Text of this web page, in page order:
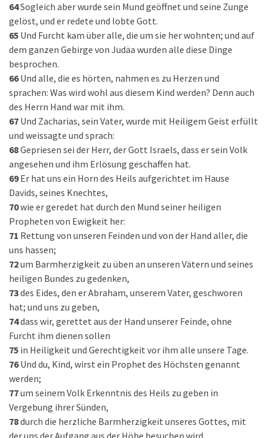
64Sogleich aber wurde sein Mund geöffnet und seine Zunge
gelöst, und er redete und lobte Gott.
65 Und Furcht kam über alle, die um sie her wohnten; und auf
dem ganzen Gebirge von Judäa wurden alle diese Dinge
besprochen.
66 Und alle, die es hörten, nahmen es zu Herzen und
sprachen: Was wird wohl aus diesem Kind werden? Denn auch
des Herrn Hand war mit ihm.
67 Und Zacharias, sein Vater, wurde mit Heiligem Geist erfüllt
und weissagte und sprach:
68Gepriesen sei der Herr, der Gott Israels, dass er sein Volk
angesehen und ihm Erlösung geschaffen hat.
69 Er hat uns ein Horn des Heils aufgerichtet im Hause
Davids, seines Knechtes,
70wie er geredet hat durch den Mund seiner heiligen
Propheten von Ewigkeit her:
71 Rettung von unseren Feinden und von der Hand aller, die
uns hassen;
72um Barmherzigkeit zu üben an unseren Vätern und seines
heiligen Bundes zu gedenken,
73des Eides, den er Abraham, unserem Vater, geschworen
hat; und uns zu geben,
74dass wir, gerettet aus der Hand unserer Feinde, ohne
Furcht ihm dienen sollen
75 in Heiligkeit und Gerechtigkeit vor ihm alle unsere Tage.
76 Und du, Kind, wirst ein Prophet des Höchsten genannt
werden;
77um seinem Volk Erkenntnis des Heils zu geben in
Vergebung ihrer Sünden,
78durch die herzliche Barmherzigkeit unseres Gottes, mit
der uns der Aufgang aus der Höhe besuchen wird,